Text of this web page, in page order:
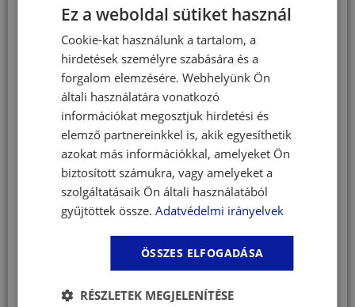
(kamilla), Glycyrrhiza glabra por (édesgyökér),
Zingiber officinalis tinktúra (gyömbér), glicerin-
tributirát (mikrokapszulázott).
Hatóanyagok:
Fügekaktusz (Opuntia ficus):
nyert nyálka védőréteget képez a gyomor
nyálkahártyáján.
Gyömbér (Zingiber officinalis):csökkenti
a gyomornyálkahártya irritációját és
enyhíti az émelygést.
Édesgyökér (Glycyrrhiza
szekrécióját és fokozza a gyomor
Kamilla (Matricaria recutita):
Ez a weboldal sütiket használ
Cookie-kat használunk a tartalom, a
hirdetések személyre szabására és a
forgalom elemzésére. Webhelyünk Ön
általi használatára vonatkozó
információkat megosztjuk hirdetési és
elemző partnereinkkel is, akik egyesíthetik
azokat más információkkal, amelyeket Ön
biztosított számukra, vagy amelyeket a
szolgáltatásaik Ön általi használatából
gyűjtöttek össze.Adatvédelmi irányelvek
ÖSSZES ELFOGADÁSA
RÉSZLETEK MEGJELENÍTÉSE